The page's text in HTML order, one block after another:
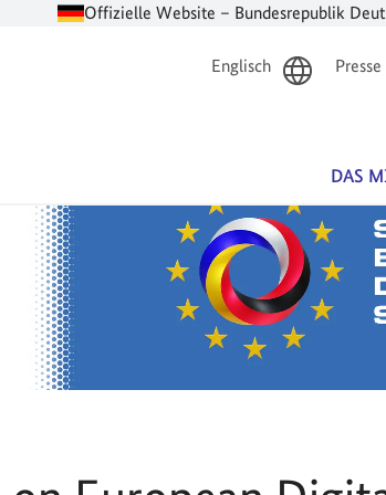
Offizielle Website – Bundesrepublik
Englisch Presse
DAS